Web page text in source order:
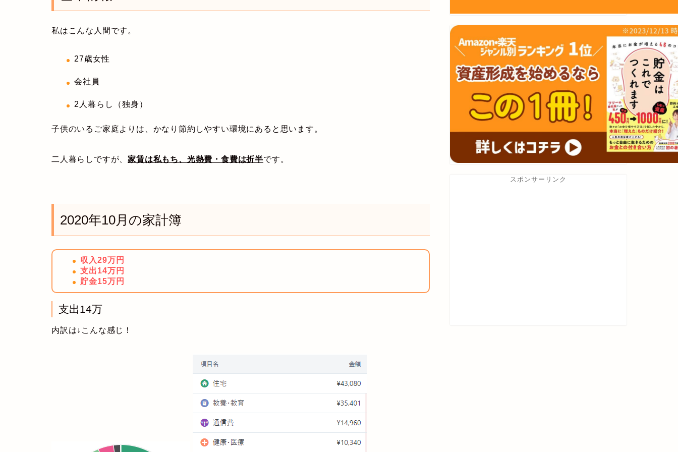
私はこんな人間です。
27歳女性
会社員
2人暮らし（独身）
子供のいるご家庭よりは、かなり節約しやすい環境にあると思います。
二人暮らしですが、家賃は私もち、光熱費・食費は折半です。
2020年10月の家計簿
収入29万円
支出14万円
貯金15万円
支出14万
内訳は↓こんな感じ！
スポンサーリンク